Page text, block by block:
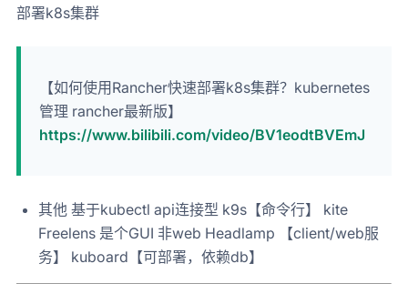
部署k8s集群
【如何使用Rancher快速部署k8s集群？kubernetes
管理 rancher最新版】
https://www.bilibili.com/video/BV1eodtBVEmJ
其他 基于kubectl api连接型 k9s【命令行】 kite
Freelens 是个GUI 非web Headlamp 【client/web服
务】 kuboard【可部署，依赖db】